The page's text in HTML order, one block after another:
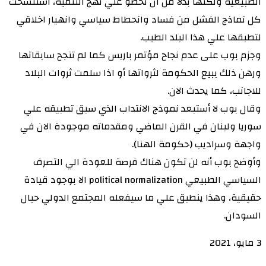
كل نماذج الفشل من فساد وانحطاط سياسي وانهيار اخلاقي
لتطبقها علي هذا البلد الطيب.
وجزم بوب على عدم نجاح مؤتمر باريس كما لم تنجح سابقاتها
ورهن ذلك ببيع الحكومة لثرواتها أو اذا سلمت ثروات البلاد
للاجانب، كما يحدث الان.
وقال بوب لا أستبعد نموذج الانتداب الذي سبق تطبيقه علي
سوريا ولبنان في القرن الماضي ومقدماته موجودة الان في
واجهة وسراديب (حكومة الهنا).
وأوضح بوب أنه لن تكون هناك فرصة للعودة الي التصرف
السياسي الطبيعي political normalization الا بوجود قيادة
حقيقية، وهذا ينطبق علي ما سيفعله المجتمع الدولي حيال
السودان.
3 مايو، 2021